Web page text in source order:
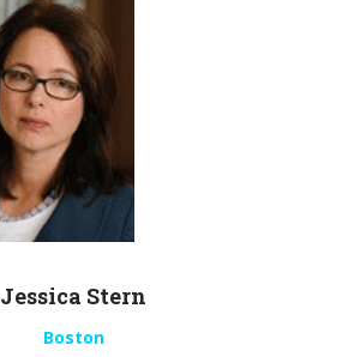
Jessica Stern
Boston